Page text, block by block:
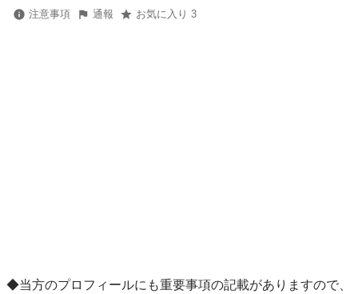
注意事項 通報 お気に入り 3
◆当方のプロフィールにも重要事項の記載がありますので、